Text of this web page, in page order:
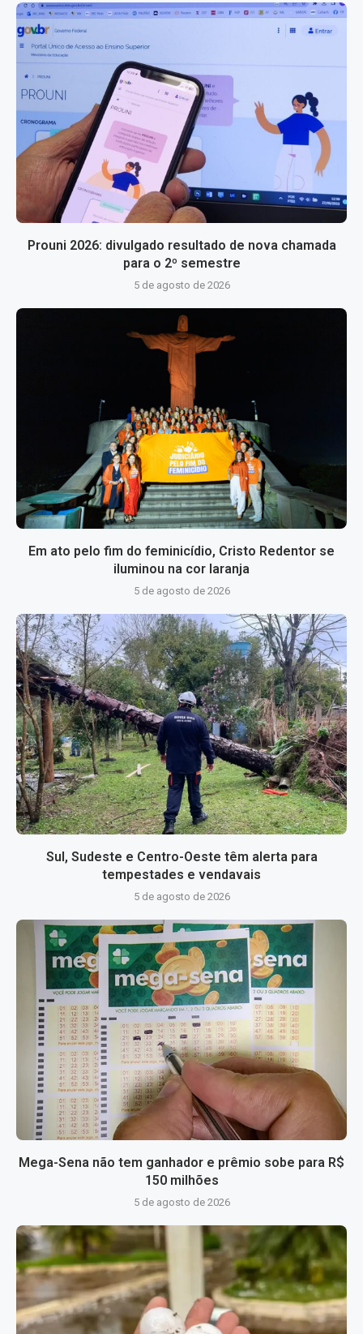
Prouni 2026: divulgado resultado de nova chamada
para o 2º semestre
5 de agosto de 2026
Em ato pelo fim do feminicídio, Cristo Redentor se
iluminou na cor laranja
5 de agosto de 2026
Sul, Sudeste e Centro-Oeste têm alerta para
tempestades e vendavais
5 de agosto de 2026
Mega-Sena não tem ganhador e prêmio sobe para R$
150 milhões
5 de agosto de 2026